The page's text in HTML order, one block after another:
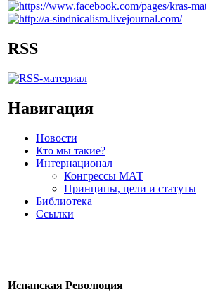
RSS
Навигация
Новости
Кто мы такие?
Интернационал
Конгрессы МАТ
Принципы, цели и статуты
Библиотека
Ссылки
Испанская Революция